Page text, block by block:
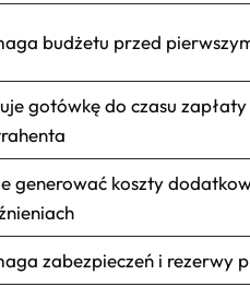
budżetu przed
gotówkę do czasu
generować koszty
zabezpieczeń i rezerwy